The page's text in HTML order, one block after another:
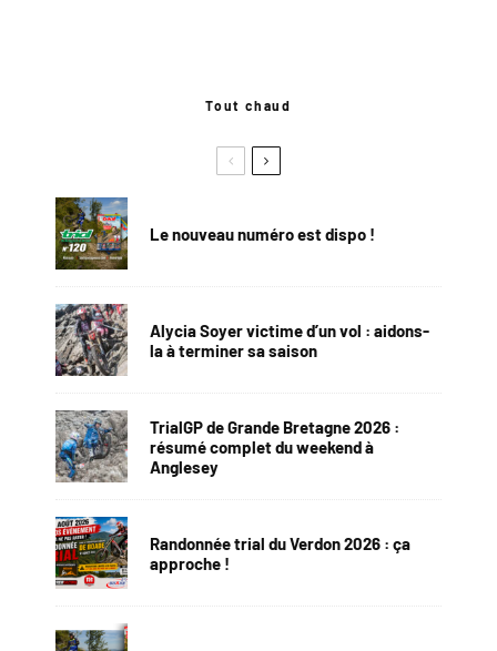
Tout chaud
Le nouveau numéro est dispo !
Alycia Soyer victime d’un vol : aidons-
la à terminer sa saison
TrialGP de Grande Bretagne 2026 :
résumé complet du weekend à
Anglesey
Randonnée trial du Verdon 2026 : ça
approche !